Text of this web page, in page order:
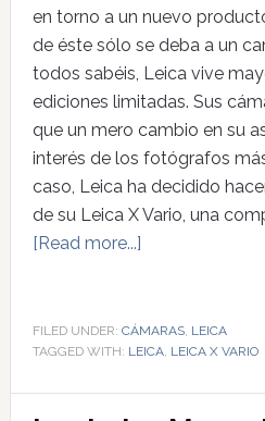
en torno a un nuevo
de éste sólo se deba a un
todos sabéis, Leica vive
ediciones limitadas. Sus
que un mero cambio en su
interés de los fotógrafos
caso, Leica ha decidido
de su Leica X Vario, una
[Read more...]
FILED UNDER: CÁMARAS, LEICA
TAGGED WITH: LEICA, LEICA X VARIO